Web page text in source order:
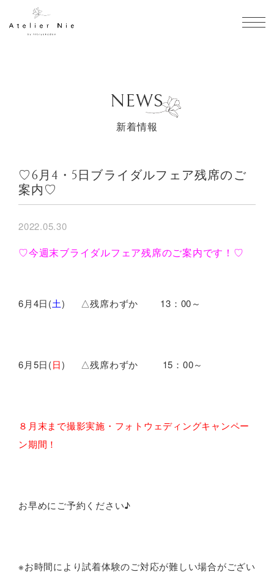
NEWS
新着情報
♡6月4・5日ブライダルフェア残席のご
案内♡
2022.05.30
♡今週末ブライダルフェア残席のご案内です！♡
6月4日(土) △残席わずか 13：00～
6月5日(日) △残席わずか 15：00～
８月末まで撮影実施・フォトウェディングキャンペー
ン期間！
お早めにご予約ください♪
※お時間により試着体験のご対応が難しい場合がござい